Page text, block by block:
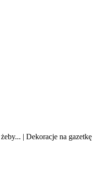
| Dekoracje na gazetkę